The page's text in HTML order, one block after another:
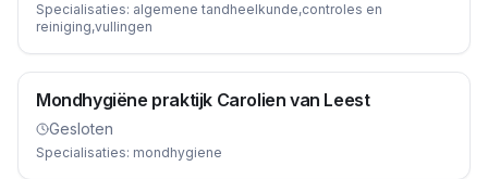
Specialisaties: algemene tandheelkunde,controles en
reiniging,vullingen
Mondhygiëne praktijk Carolien van Leest
Gesloten
Specialisaties: mondhygiene